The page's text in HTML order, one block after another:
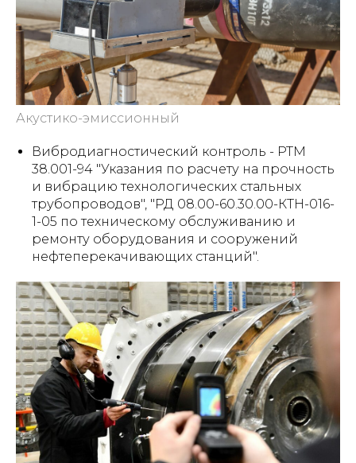
Акустико-эмиссионный
Вибродиагностический контроль - РТМ
38.001-94 "Указания по расчету на прочность
и вибрацию технологических стальных
трубопроводов", "РД 08.00-60.30.00-КТН-016-
1-05 по техническому обслуживанию и
ремонту оборудования и сооружений
нефтеперекачивающих станций".